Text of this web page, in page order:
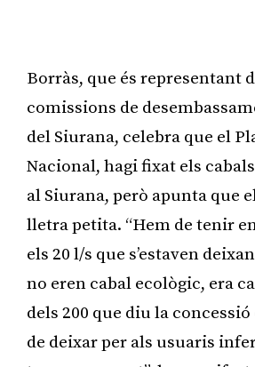
Borràs, que és representant
comissions de
del Siurana, celebra que el
Nacional, hagi fixat els
al Siurana, però apunta que
lletra petita. “Hem de tenir
els 20 l/s que s’estaven
no eren cabal ecològic, era
dels 200 que diu la concessió
de deixar per als usuaris